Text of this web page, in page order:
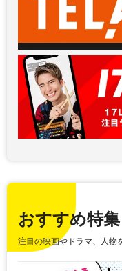
おすすめ特集
注目の映画やドラマ、人物